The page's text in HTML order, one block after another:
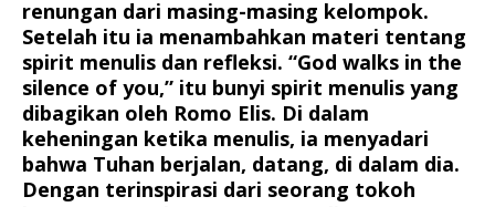
renungan dari masing-masing kelompok.
Setelah itu ia menambahkan materi tentang
spirit menulis dan refleksi. “God walks in the
silence of you,” itu bunyi spirit menulis yang
dibagikan oleh Romo Elis. Di dalam
keheningan ketika menulis, ia menyadari
bahwa Tuhan berjalan, datang, di dalam dia.
Dengan terinspirasi dari seorang tokoh